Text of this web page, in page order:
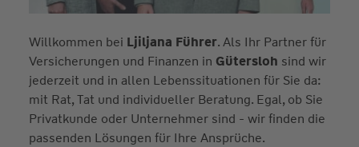
Willkommen bei Ljiljana Führer. Als Ihr Partner für
Versicherungen und Finanzen in Gütersloh sind wir
jederzeit und in allen Lebenssituationen für Sie da:
mit Rat, Tat und individueller Beratung. Egal, ob Sie
Privatkunde oder Unternehmer sind - wir finden die
passenden Lösungen für Ihre Ansprüche.